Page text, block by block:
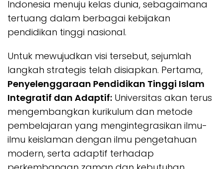
Indonesia menuju kelas dunia, sebagaimana
tertuang dalam berbagai kebijakan
pendidikan tinggi nasional.
Untuk mewujudkan visi tersebut, sejumlah
langkah strategis telah disiapkan. Pertama,
Penyelenggaraan Pendidikan Tinggi Islam
Integratif dan Adaptif: Universitas akan terus
mengembangkan kurikulum dan metode
pembelajaran yang mengintegrasikan ilmu-
ilmu keislaman dengan ilmu pengetahuan
modern, serta adaptif terhadap